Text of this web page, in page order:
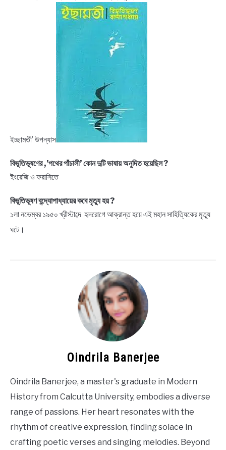
ইচ্ছামতী’ উপন্যাস
বিভূতিভূষণের ,’পথের পাঁচালী’ কোন দুটি ভাষায় অনুদিত হয়েছিল ?
ইংরেজি ও ফরাসিতে
বিভূতিভূষণ বন্দ্যোপাধ্যায়ের কবে মৃত্যু হয় ?
১লা নভেম্বর ১৯৫০ খ্রীস্টাব্দে হৃদরোগে আক্রান্ত হয়ে এই মহান সাহিত্যিকের মৃত্যু
ঘটে।
Oindrila Banerjee
Oindrila Banerjee, a master's graduate in Modern
History from Calcutta University, embodies a diverse
range of passions. Her heart resonates with the
rhythm of creative expression, finding solace in
crafting poetic verses and singing melodies. Beyond